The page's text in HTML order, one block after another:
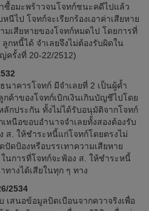
ซื้อมะพร้าวจนโจทก์ชนะคดีไปแล้ว
นีไป โจทก์จะเรียกร้องเอาค่าเสียหาย
มเสียหายของโจทก์หมดไป โดยการที่
กหนี้ได้ จำเลยจึงไม่ต้องรับผิดใน
รั้งที่ 20-22/2512)
าคารโจทก์ มีจำเลยที่ 2 เป็นผู้ค้ำ
ค้าของโจทก์เบิกเงินเกินบัญชีไปโดย
กประกัน ทั้งไม่ได้รับอนุมัติจากโจทก์
หนือขอบอำนาจจำเลยทั้งสองต้องรับ
ส. ให้ชำระหนี้แก่โจทก์โดยตรงไม่
ปัดป้องหรือบรรเทาความเสียหาย
นการที่โจทก์จะฟ้อง ส. ให้ชำระหนี้
างได้เสียในทุก ๆ ทาง
2534
สนอข้อมูลบิดเบือนจากควาจริงเพื่อ